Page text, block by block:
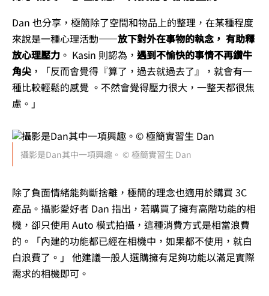
Dan 也分享，極簡除了空間和物品上的整理，在某種程度
來說是一種心理活動——放下對外在事物的執念， 有助釋
放心理壓力 。 Kasin 則認為， 遇到不愉快的事情不再鑽牛
角尖 ，「反而會覺得『算了，過去就過去了』，就會有一
種比較輕鬆的感覺 。不然會覺得壓力很大，一整天都很焦
慮。」
攝影是Dan其中一項興趣。 © 極簡實習生 Dan
除了負面情緒能夠斷捨離，極簡的理念也適用於購買 3C
產品。攝影愛好者 Dan 指出，若購買了擁有高階功能的相
機，卻只使用 Auto 模式拍攝，這種消費方式是相當浪費
的。「內建的功能都已經在相機中，如果都不使用，就白
白浪費了。」 他建議一般人選購擁有足夠功能以滿足實際
需求的相機即可。